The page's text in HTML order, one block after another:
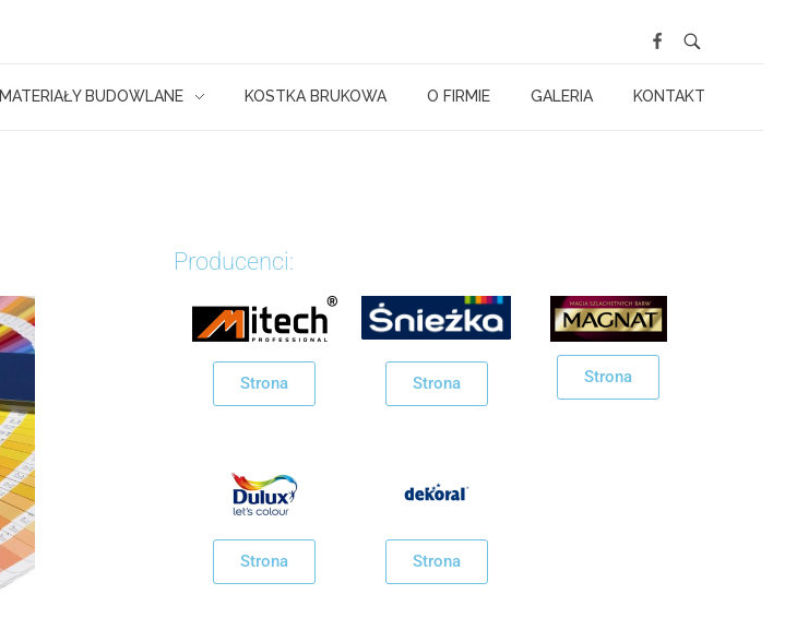
MATERIAŁY BUDOWLANE KOSTKA BRUKOWA O FIRMIE GALERIA KONTAKT
Producenci:
Strona
Strona
Strona
Strona
Strona